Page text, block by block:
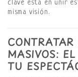
clave está en unir
misma visión.
MASIVOS:
TU